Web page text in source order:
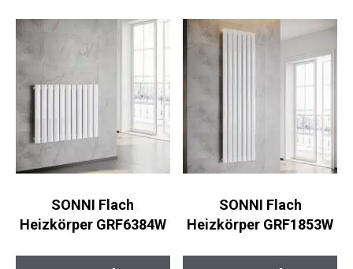
SONNI Flach
Heizkörper GRF6384W
SONNI Flach
Heizkörper GRF1853W